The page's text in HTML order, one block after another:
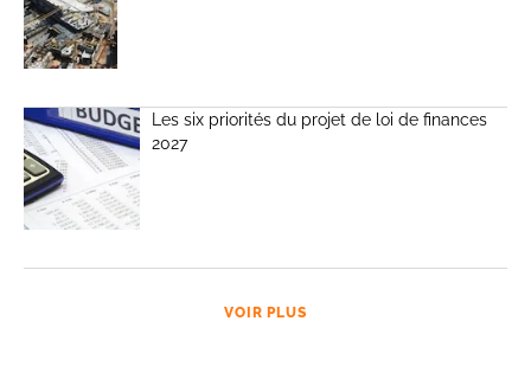
Les six priorités du projet de loi de finances
2027
VOIR PLUS